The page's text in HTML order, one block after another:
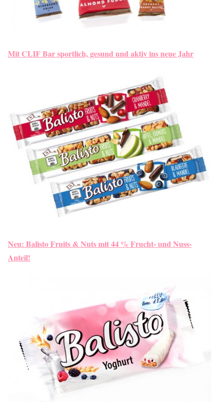
Mit CLIF Bar sportlich, gesund und aktiv ins neue Jahr
Neu: Balisto Fruits & Nuts mit 44 % Frucht- und Nuss-
Anteil!